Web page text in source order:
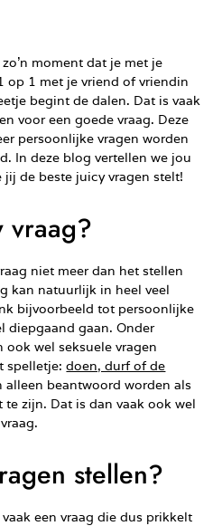
moment dat je met je
op 1 met je vriend of vriendin
begint de dalen. Dat is vaak
voor een goede vraag. Deze
persoonlijke vragen worden
In deze blog vertellen we jou
de beste juicy vragen stelt!
vraag?
niet meer dan het stellen
kan natuurlijk in heel veel
bijvoorbeeld tot persoonlijke
diepgaand gaan. Onder
wel seksuele vragen
spelletje:doen, durf of de
alleen beantwoord worden als
zijn. Dat is dan vaak ook wel
stellen?
een vraag die dus prikkelt